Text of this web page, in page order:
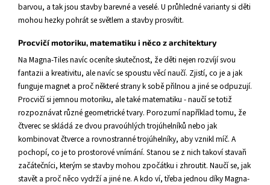
barvou, a tak jsou stavby barevné a veselé. U průhledné varianty si děti
mohou hezky pohrát se světlem a stavby prosvítit.
Procvičí motoriku, matematiku i něco z architektury
Na Magna-Tiles navíc oceníte skutečnost, že děti nejen rozvíjí svou
fantazii a kreativitu, ale navíc se spoustu věcí naučí. Zjistí, co je a jak
funguje magnet a proč některé strany k sobě přilnou a jiné se odpuzují.
Procvičí si jemnou motoriku, ale také matematiku - naučí se totiž
rozpoznávat různé geometrické tvary. Porozumí například tomu, že
čtverec se skládá ze dvou pravoúhlých trojúhelníků nebo jak
kombinovat čtverce a rovnostranné trojúhelníky, aby vznikl míč. A
pochopí, co je to prostorové vnímání. Stanou se z nich takoví stavaři
začátečníci, kterým se stavby mohou zpočátku i zhroutit. Naučí se, jak
stavět a proč něco vydrží a jiné ne. A kdo ví, třeba jednou díky Magna-